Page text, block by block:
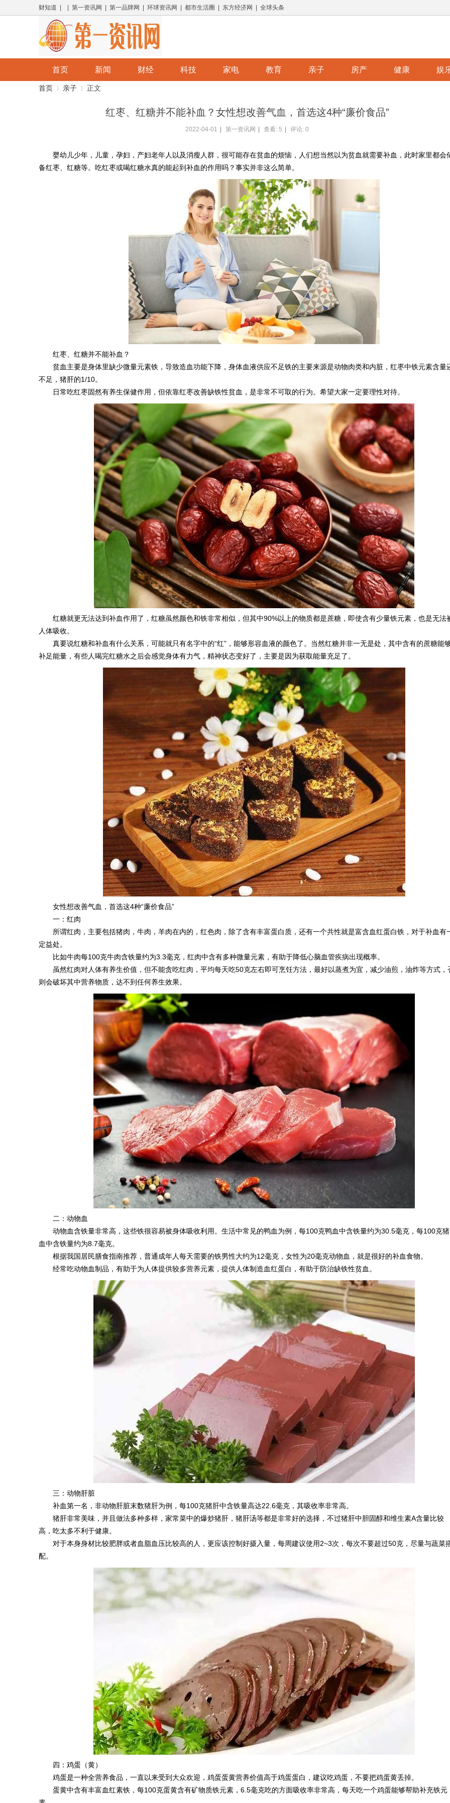
财知道 | | 第一资讯网 | 第一品牌网 | 环球资讯网 | 都市生活圈 | 东方经济网 | 全球头条
首页 新闻 财经 科技 家电 教育 亲子 房产 健康 娱
首页 亲子 正文
红枣、红糖并不能补血？女性想改善气血，首选这4种“廉价食品”
2022-04-01 第一资讯网 查看: 5 评论: 0
婴幼儿少年，儿童，孕妇，产妇老年人以及消瘦人群，很可能存在贫血的烦恼，人们想当然以为贫血就需要补血，此时家里都会
备红枣、红糖等。吃红枣或喝红糖水真的能起到补血的作用吗？事实并非这么简单。
红枣、红糖并不能补血？
贫血主要是身体里缺少微量元素铁，导致造血功能下降，身体血液供应不足铁的主要来源是动物肉类和内脏，红枣中铁元素含量
不足，猪肝的1/10。
日常吃红枣固然有养生保健作用，但依靠红枣改善缺铁性贫血，是非常不可取的行为。希望大家一定要理性对待。
红糖就更无法达到补血作用了，红糖虽然颜色和铁非常相似，但其中90%以上的物质都是蔗糖，即使含有少量铁元素，也是无法
人体吸收。
真要说红糖和补血有什么关系，可能就只有名字中的“红”，能够形容血液的颜色了。当然红糖并非一无是处，其中含有的蔗糖能
补足能量，有些人喝完红糖水之后会感觉身体有力气，精神状态变好了，主要是因为获取能量充足了。
女性想改善气血，首选这4种“廉价食品”
一：红肉
所谓红肉，主要包括猪肉，牛肉，羊肉在内的，红色肉，除了含有丰富蛋白质，还有一个共性就是富含血红蛋白铁，对于补血有
定益处。
比如牛肉每100克牛肉含铁量约为3.3毫克，红肉中含有多种微量元素，有助于降低心脑血管疾病出现概率。
虽然红肉对人体有养生价值，但不能贪吃红肉，平均每天吃50克左右即可烹饪方法，最好以蒸煮为宜，减少油煎，油炸等方式，
则会破坏其中营养物质，达不到任何养生效果。
二：动物血
动物血含铁量非常高，这些铁很容易被身体吸收利用。生活中常见的鸭血为例，每100克鸭血中含铁量约为30.5毫克，每100克猪
血中含铁量约为8.7毫克。
根据我国居民膳食指南推荐，普通成年人每天需要的铁男性大约为12毫克，女性为20毫克动物血，就是很好的补血食物。
经常吃动物血制品，有助于为人体提供较多营养元素，提供人体制造血红蛋白，有助于防治缺铁性贫血。
三：动物肝脏
补血第一名，非动物肝脏末数猪肝为例，每100克猪肝中含铁量高达22.6毫克，其吸收率非常高。
猪肝非常美味，并且做法多种多样，家常菜中的爆炒猪肝，猪肝汤等都是非常好的选择，不过猪肝中胆固醇和维生素A含量比较
高，吃太多不利于健康。
对于本身身材比较肥胖或者血脂血压比较高的人，更应该控制好摄入量，每周建议使用2~3次，每次不要超过50克，尽量与蔬菜
配。
四：鸡蛋（黄）
鸡蛋是一种全营养食品，一直以来受到大众欢迎，鸡蛋蛋黄营养价值高于鸡蛋蛋白，建议吃鸡蛋，不要把鸡蛋黄丢掉。
蛋黄中含有丰富血红素铁，每100克蛋黄含有矿物质铁元素，6.5毫克吃的方面吸收率非常高，每天吃一个鸡蛋能够帮助补充铁元